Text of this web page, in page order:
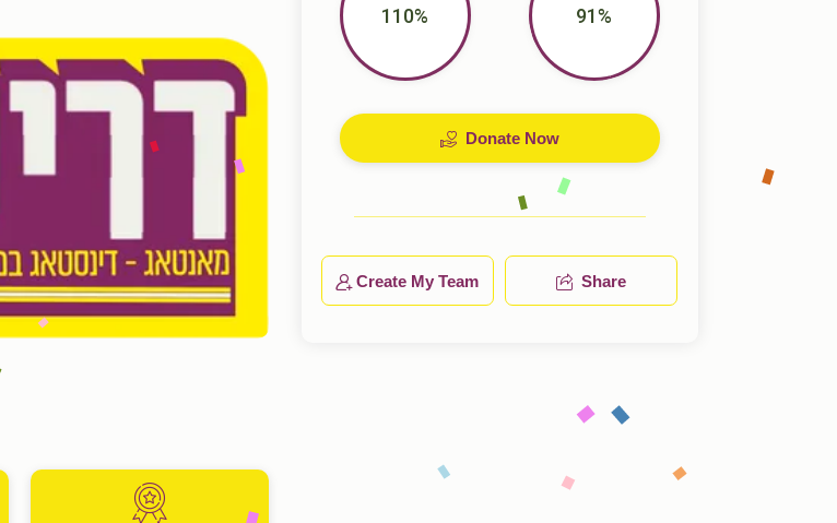
91%
110%
Donate Now
Create My Team Share